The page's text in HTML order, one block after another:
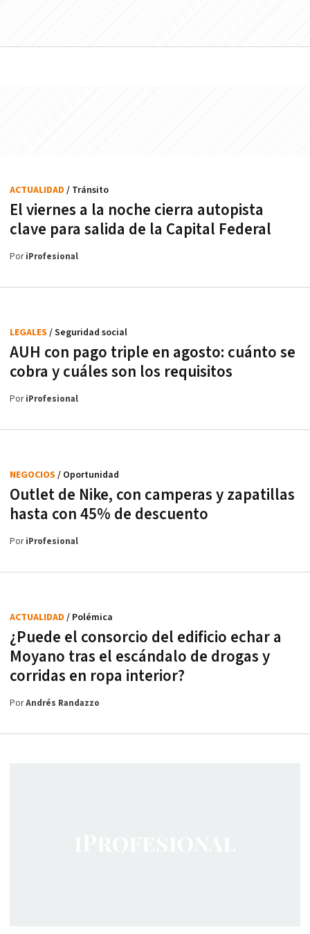
El viernes a la noche cierra autopista
clave para salida de la Capital Federal
ACTUALIDAD / Tránsito
PoriProfesional
AUH con pago triple en agosto: cuánto se
cobra y cuáles son los requisitos
LEGALES / Seguridad social
PoriProfesional
Outlet de Nike, con camperas y zapatillas
hasta con 45% de descuento
NEGOCIOS / Oportunidad
PoriProfesional
¿Puede el consorcio del edificio echar a
Moyano tras el escándalo de drogas y
corridas en ropa interior?
ACTUALIDAD / Polémica
PorAndrés Randazzo